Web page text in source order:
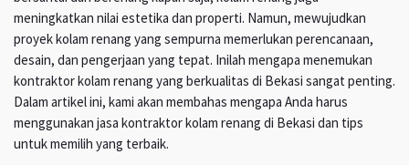
meningkatkan nilai estetika dan properti. Namun, mewujudkan
proyek kolam renang yang sempurna memerlukan perencanaan,
desain, dan pengerjaan yang tepat. Inilah mengapa menemukan
kontraktor kolam renang yang berkualitas di Bekasi sangat penting.
Dalam artikel ini, kami akan membahas mengapa Anda harus
menggunakan jasa kontraktor kolam renang di Bekasi dan tips
untuk memilih yang terbaik.